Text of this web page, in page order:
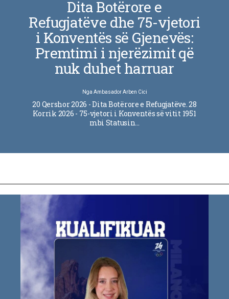
Dita Botërore e
Refugjatëve dhe 75-vjetori
i Konventës së Gjenevës:
Premtimi i njerëzimit që
nuk duhet harruar
Nga Ambasador Arben Cici
20 Qershor 2026 - Dita Botërore e Refugjatëve. 28
Korrik 2026 - 75-vjetori i Konventës së vitit 1951
mbi Statusin…